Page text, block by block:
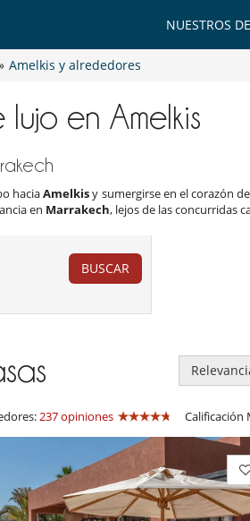
NUESTROS
Amelkis y alrededores
en Amelkis
haciaAmelkisy sumergirse en el corazón
en Marrakech, lejos de las concurridas
BUSCAR
237 opiniones Calificación